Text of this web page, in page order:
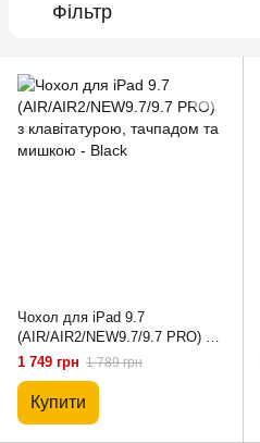
Фільтр
Чохол для iPad 9.7
(AIR/AIR2/NEW9.7/9.7 PRO) з
клавітатурою, тачпадом та
1 749 грн 1 789 грн
Купити